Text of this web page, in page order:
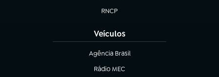
RNCP
(abre em nova aba)
Veículos
Agência Brasil
(abre em nova aba)
Rádio MEC
(abre em nova aba)